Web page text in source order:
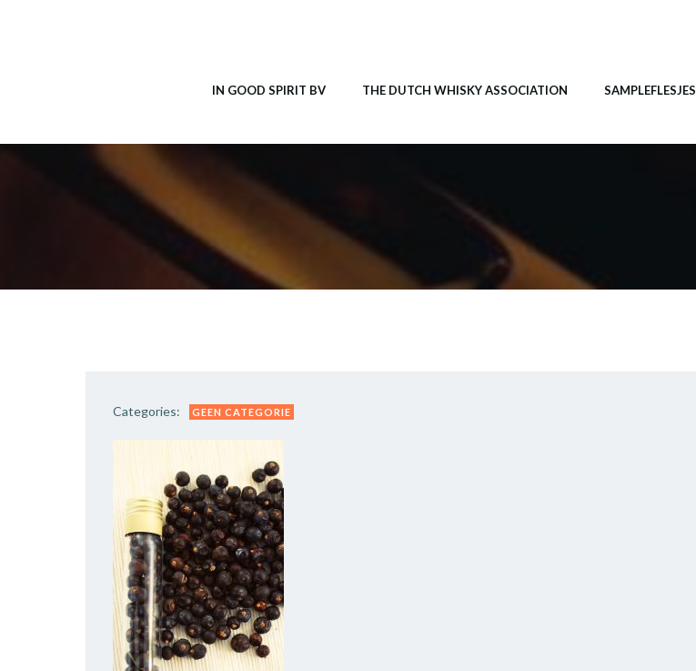
IN GOOD SPIRIT BV THE DUTCH WHISKY ASSOCIATION SAMPLEFLESJES
Categories: GEEN CATEGORIE